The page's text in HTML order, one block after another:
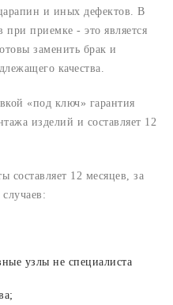
и иных дефектов. В
при приемке - это является
заменить брак и
качества.
«под ключ» гарантия
изделий и составляет 12
составляет 12 месяцев, за
узлы не специалиста